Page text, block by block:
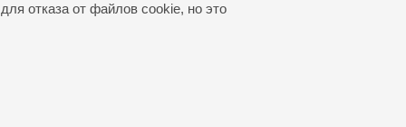
отказа от файлов cookie, но это